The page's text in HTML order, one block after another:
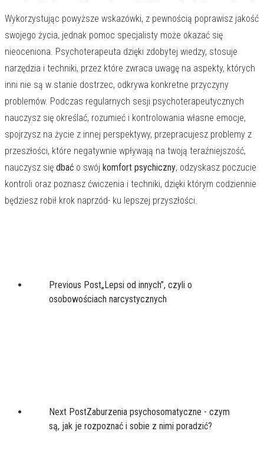
Wykorzystując powyższe wskazówki, z pewnością poprawisz jakość
swojego życia, jednak pomoc specjalisty może okazać się
nieoceniona. Psychoterapeuta dzięki zdobytej wiedzy, stosuje
narzędzia i techniki, przez które zwraca uwagę na aspekty, których
inni nie są w stanie dostrzec, odkrywa konkretne przyczyny
problemów. Podczas regularnych sesji psychoterapeutycznych
nauczysz się określać, rozumieć i kontrolowania własne emocje,
spojrzysz na życie z innej perspektywy, przepracujesz problemy z
przeszłości, które negatywnie wpływają na twoją teraźniejszość,
nauczysz się dbać o swój komfort psychiczny, odzyskasz poczucie
kontroli oraz poznasz ćwiczenia i techniki, dzięki którym codziennie
będziesz robił krok naprzód- ku lepszej przyszłości.
Previous Post„Lepsi od innych”, czyli o
osobowościach narcystycznych
Next PostZaburzenia psychosomatyczne - czym
są, jak je rozpoznać i sobie z nimi poradzić?